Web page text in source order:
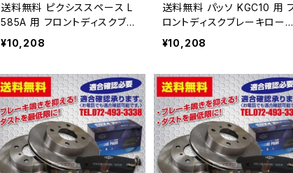
送料無料 ピクシススペース L
585A 用 フロントディスクブレ
ーキロータ.パッドセット PA4
92 （ＣＡＣ）/専用グリス付車
¥10,208
送料無料 パッソ KGC10 用 フ
ロントディスクブレーキロータ.
パッドセット PA492 （ＣＡ
Ｃ）/専用グリス付車体番号必
¥10,208